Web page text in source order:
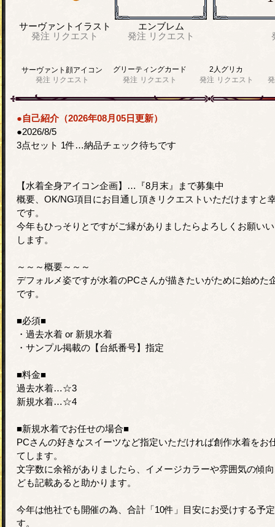
サーヴァントイラスト
発注 リクエスト
エンブレム
発注 リクエスト
サーヴァント顔アイコン
発注 リクエスト
グリーティングカード
発注 リクエスト
2人グリカ
発注 リクエスト
●自己紹介（2026年08月05日更新）
●2026/8/5
3点セット 1件…納品チェック待ちです
【水着全身アイコン企画】…『8月末』まで募集中
概要、OK/NG項目にお目通し頂きリクエストいただけますと
です。
今年もひっそりとですがご縁がありましたらよろしくお願い
します。
～～～概要～～～
デフォルメ姿ですが水着のPCさんが描きたいがために始めた
です。
■必須■
・過去水着 or 新規水着
・サンプル掲載の【台紙番号】指定
■料金■
過去水着…☆3
新規水着…☆4
■新規水着でお任せの場合■
PCさんの好きなスイーツなど指定いただければ創作水着をお
てします。
文字数に余裕がありましたら、イメージカラーや雰囲気の傾
ども記載あると助かります。
今年は他社でも開催の為、合計「10件」目安にお受けする予
す。